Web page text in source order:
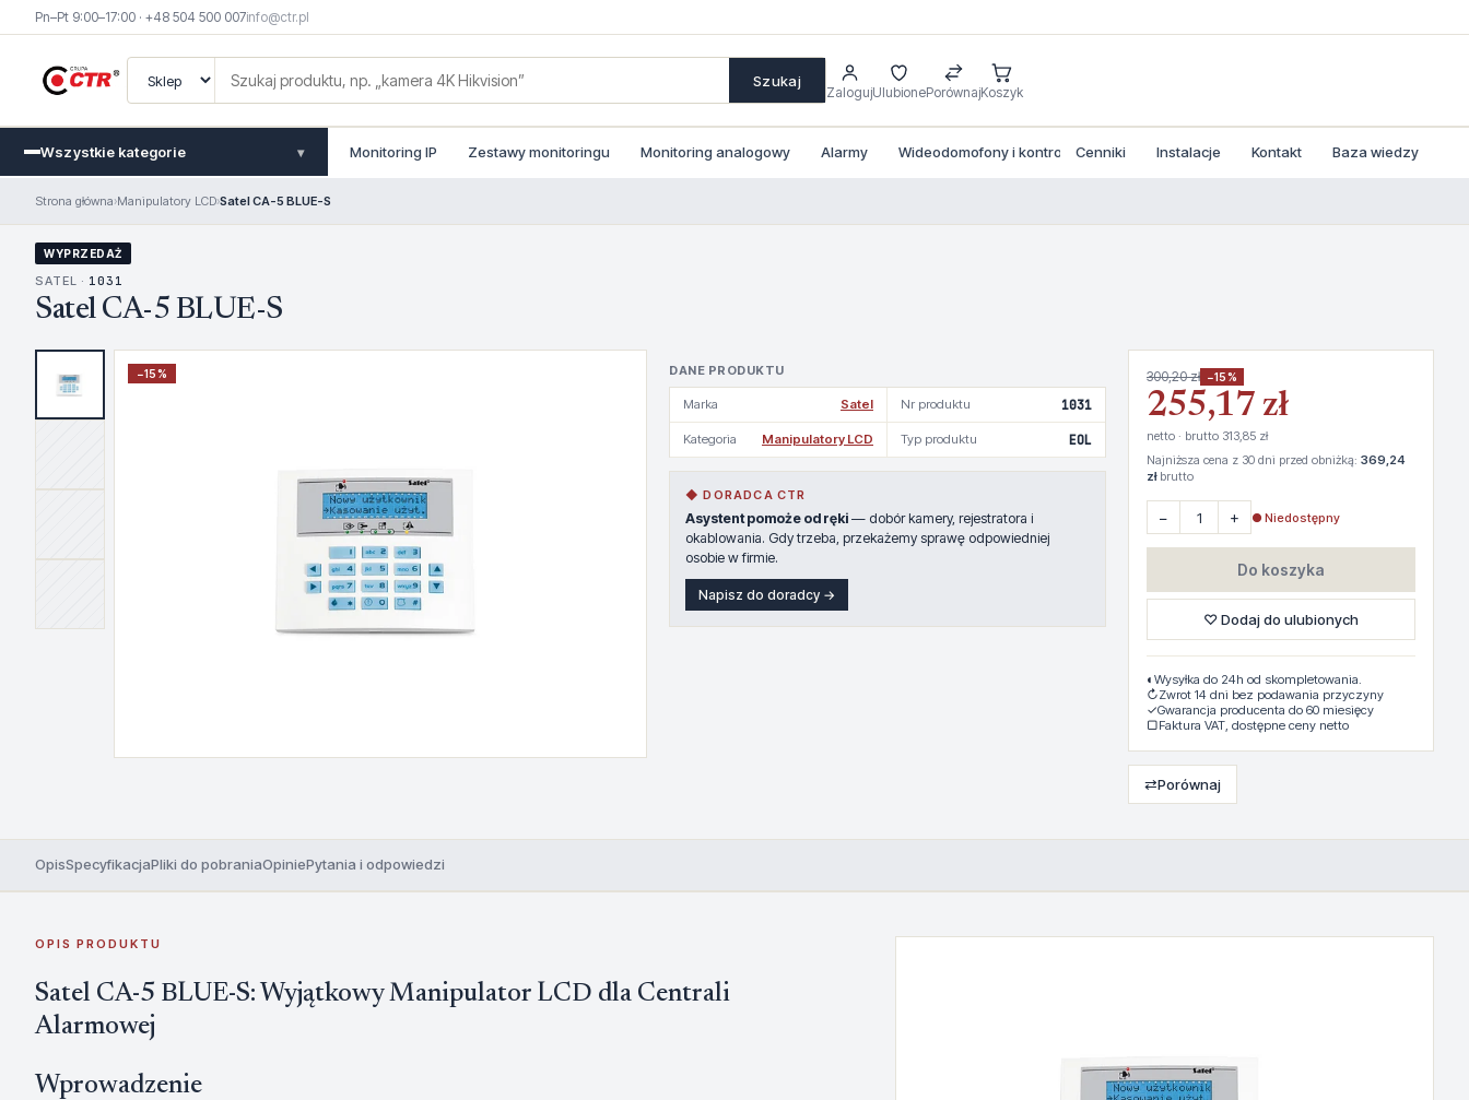
Pn–Pt 9:00–17:00 · +48 504 500 007info@ctr.pl
Szukaj
ZalogujUlubionePorównajKoszyk
Wszystkie kategorie ▾ Monitoring IP Zestawy monitoringu Monitoring analogowy Alarmy Wideodomofony i kontrola dostepu
Cenniki Instalacje Kontakt Baza wiedzy
Strona główna›Manipulatory LCD›Satel CA-5 BLUE-S
WYPRZEDAŻ
SATEL · 1031
Satel CA-5 BLUE-S
−15% DANE PRODUKTU
Marka Satel Nr produktu 1031
Kategoria Manipulatory LCD Typ produktu EOL
◆ DORADCA CTR
Asystent pomoże od ręki — dobór kamery, rejestratora i
okablowania. Gdy trzeba, przekażemy sprawę odpowiedniej
osobie w firmie.
Napisz do doradcy →
300,20 zł −15%
255,17 zł
netto · brutto 313,85 zł
Najniższa cena z 30 dni przed obniżką: 369,24
złbrutto
− + ● Niedostępny
Do koszyka
♡ Dodaj do ulubionych
◐ Wysyłka do 24h od skompletowania.
↻Zwrot 14 dni bez podawania przyczyny
✓Gwarancja producenta do 60 miesięcy
▢Faktura VAT, dostępne ceny netto
⇄Porównaj
OpisSpecyfikacjaPliki do pobraniaOpiniePytania i odpowiedzi
OPIS PRODUKTU
Satel CA-5 BLUE-S: Wyjątkowy Manipulator LCD dla Centrali
Alarmowej
Wprowadzenie